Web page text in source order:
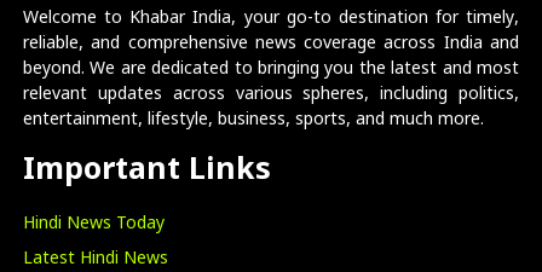
Welcome to Khabar India, your go-to destination for timely,
reliable, and comprehensive news coverage across India and
beyond. We are dedicated to bringing you the latest and most
relevant updates across various spheres, including politics,
entertainment, lifestyle, business, sports, and much more.
Important Links
Hindi News Today
Latest Hindi News